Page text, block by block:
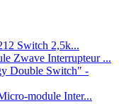
Switch 2,5k...
Zwave Interrupteur ...
Double Switch" -
module Inter...